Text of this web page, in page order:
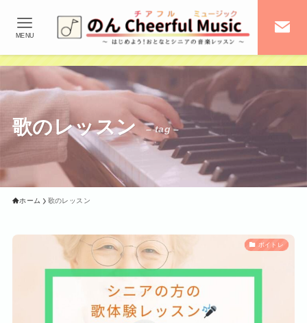
MENU
歌のレッスン – tag –
ホーム 歌のレッスン
ボイトレ